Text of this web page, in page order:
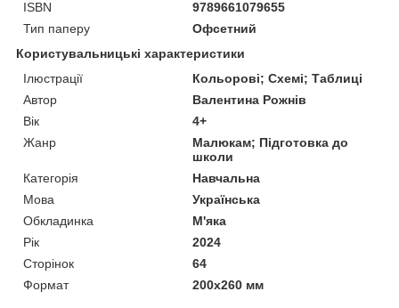
ISBN
9789661079655
Тип паперу
Офсетний
Користувальницькі характеристики
Ілюстрації
Кольорові; Схемі; Таблиці
Автор
Валентина Рожнів
Вік
4+
Жанр
Малюкам; Підготовка до
школи
Категорія
Навчальна
Мова
Українська
Обкладинка
М'яка
Рік
2024
Сторінок
64
Формат
200х260 мм